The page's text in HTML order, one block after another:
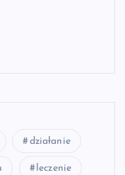
działanie
leczenie